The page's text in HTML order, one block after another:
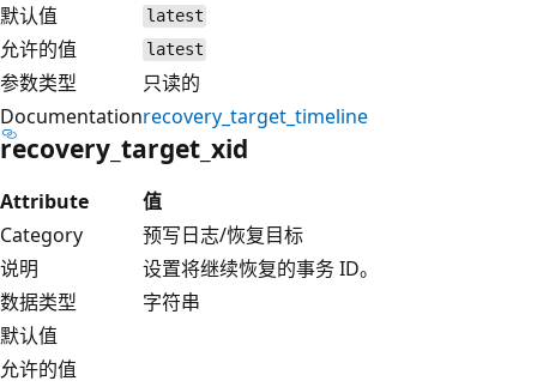
默认值
latest
允许的值 latest
参数类型
只读的
Documentationrecovery_target_timeline
recovery_target_xid
Attribute
值
Category
预写日志/恢复目标
说明
设置将继续恢复的事务 ID。
数据类型
字符串
默认值
允许的值